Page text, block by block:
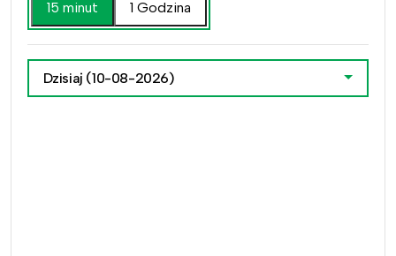
15 minut
1 Godzina
Dzisiaj (10-08-2026)